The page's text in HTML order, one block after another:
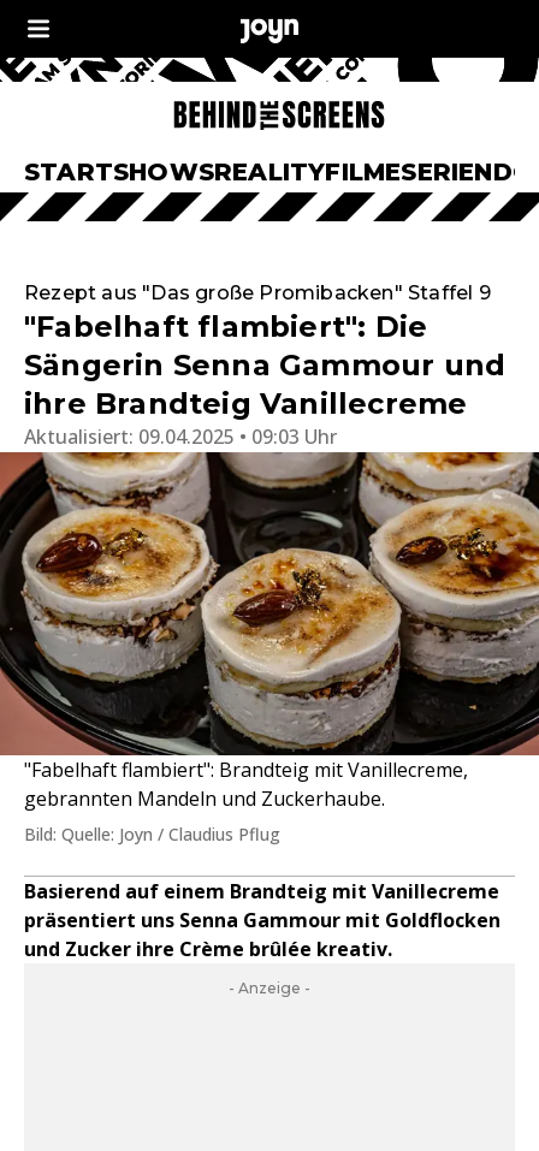
STARTSHOWSREALITYFILMESERIEN
Rezept aus "Das große Promibacken" Staffel 9
"Fabelhaft flambiert": Die
Sängerin Senna Gammour und
ihre Brandteig Vanillecreme
Aktualisiert: 09.04.2025 • 09:03 Uhr
"Fabelhaft flambiert": Brandteig mit Vanillecreme,
gebrannten Mandeln und Zuckerhaube.
Bild: Quelle: Joyn / Claudius Pflug
Basierend auf einem Brandteig mit Vanillecreme
präsentiert uns Senna Gammour mit Goldflocken
und Zucker ihre Crème brûlée kreativ.
- Anzeige -